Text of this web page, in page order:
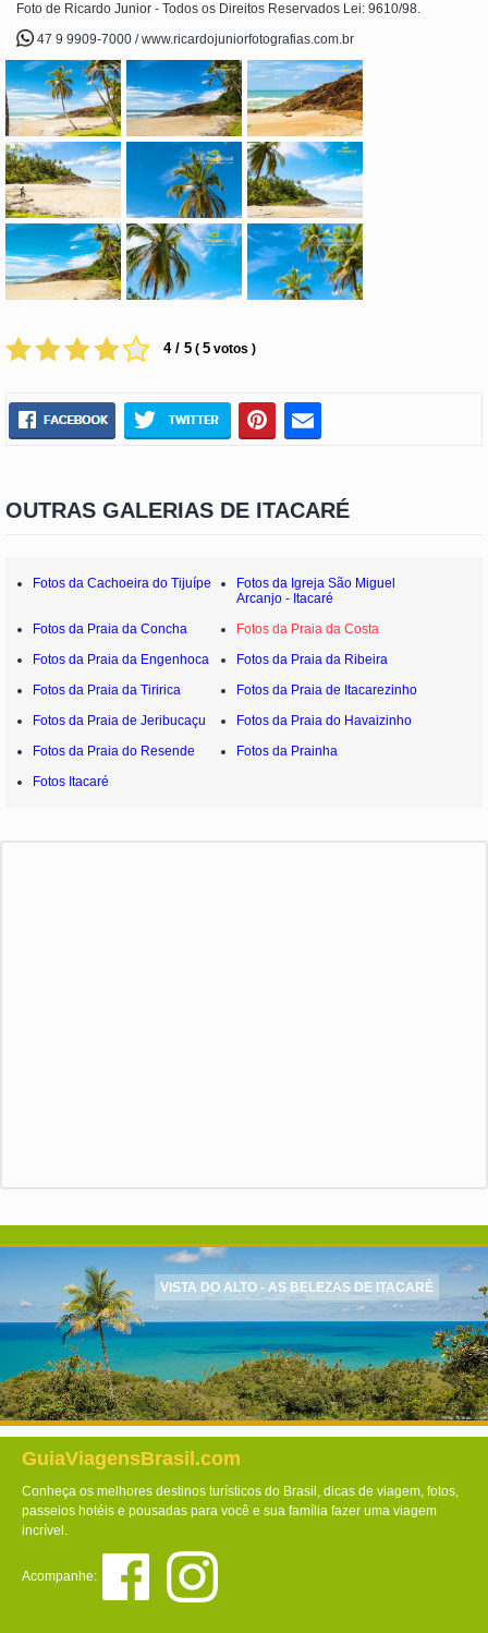
Foto de Ricardo Junior - Todos os Direitos Reservados Lei: 9610/98.
47 9 9909-7000 / www.ricardojuniorfotografias.com.br
4 / 5 ( 5 votos )
OUTRAS GALERIAS DE ITACARÉ
Fotos da Cachoeira do Tijuípe
Fotos da Igreja São Miguel
Arcanjo - Itacaré
Fotos da Praia da Concha
Fotos da Praia da Costa
Fotos da Praia da Engenhoca
Fotos da Praia da Ribeira
Fotos da Praia da Tiririca
Fotos da Praia de Itacarezinho
Fotos da Praia de Jeribucaçu
Fotos da Praia do Havaizinho
Fotos da Praia do Resende
Fotos da Prainha
Fotos Itacaré
VISTA DO ALTO - AS BELEZAS DE ITACARÉ
GuiaViagensBrasil.com
Conheça os melhores destinos turísticos do Brasil, dicas de viagem, fotos,
passeios hotéis e pousadas para você e sua família fazer uma viagem
incrível.
Acompanhe: